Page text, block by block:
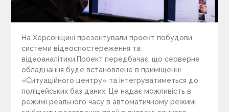
На Херсонщині презентували проект побудови
системи відеоспостереження та
відеоаналітики.Проект передбачає, що серверне
обладнання буде встановлене в приміщенні
«Ситуаційного центру» та інтегруватиметься до
поліцейських баз даних. Це надає можливість в
режимі реального часу в автоматичному режимі